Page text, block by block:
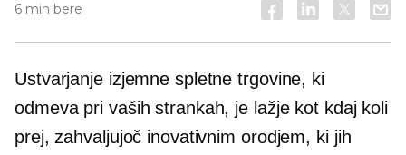
6 min bere
Ustvarjanje izjemne spletne trgovine, ki
odmeva pri vaših strankah, je lažje kot kdaj koli
prej, zahvaljujoč inovativnim orodjem, ki jih